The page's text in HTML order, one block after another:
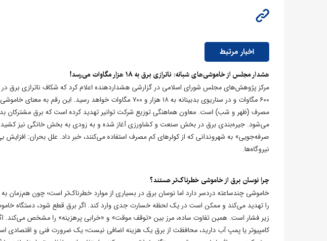
اخبار مرتبط
​هشدار مجلس از خاموشی‌های شبانه: ناترازی برق به ۱۸ هزار مگاوات می‌رسد!
۶۰۰ مگاوات و در سناریوی بدبینانه به ۱۸ هزار و ۷۰۰ مگاوات خواهد
مصرف (ظهر و شب) است. معاون هماهنگی توزیع شرکت توانیر تهدید کرده است که برق مشترکان
می‌شود. جیره‌بندی برق در بخش صنعت و کشاورزی آغاز شده و به زودی به بخش خانگی نیز کشیده
صرفه‌جویی» به شهروندانی که از کولرهای کم مصرف استفاده می‌کنند، خبر داد. علل بحران:
نیروگاه‌ها.
چرا نوسان برق از خاموشی‌ خطرناک‌تر هستند؟
خاموشی چندساعته دردسر دارد اما نوسان برق در بسیاری از موارد خطرناک‌تر است؛ چون هم‌زمان به
را تهدید می‌کند و ممکن است در یک لحظه خسارت جدی وارد کند. اگر برق قطع شود، دستگاه
زیر فشار است. همین تفاوت ساده، مرز بین «توقف موقت» و «خرابی پرهزینه» را مشخص می‌کند.
کامپیوتر یا پمپ آب دارید، محافظت از برق یک هزینه اضافی نیست؛ یک ضرورت فنی و اقتصادی